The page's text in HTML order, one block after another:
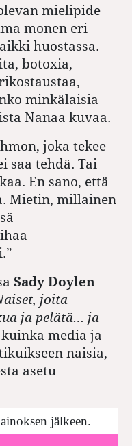
mielipide
monen eri
huostassa.
botoxia,
minkälaisia
Nanaa kuvaa.
joka tekee
saa tehdä. Tai
En sano, että
Mietin, millainen
Sady Doylen
joita
ja pelätä… ja
media ja
naisia,
asetu
jälkeen.